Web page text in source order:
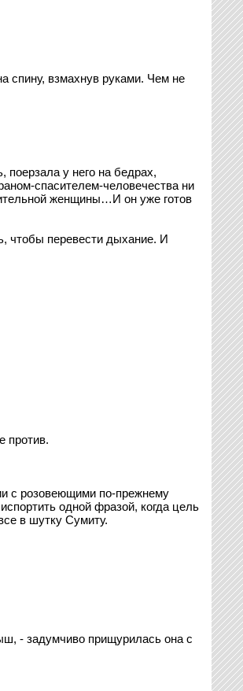
спину, взмахнув руками. Чем не
у него на бедрах,
спасителем-человечества ни
женщины…И он уже готов
чтобы перевести дыхание. И
против.
с розовеющими по-прежнему
одной фразой, когда цель
в шутку Сумиту.
- задумчиво прищурилась она с